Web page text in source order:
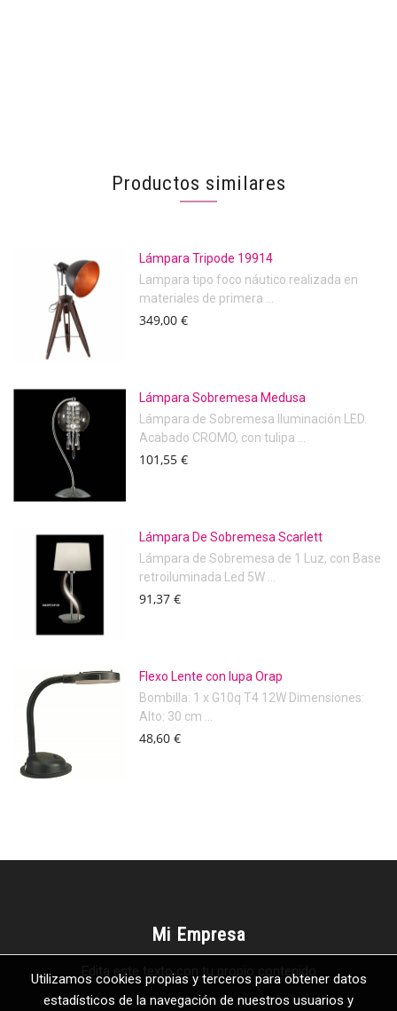
Productos similares
Lámpara Tripode 19914
Lampara tipo foco náutico realizada en
materiales de primera ...
349,00 €
Lámpara Sobremesa Medusa
Lámpara de Sobremesa Iluminación LED.
Acabado CROMO, con tulipa ...
101,55 €
Lámpara De Sobremesa Scarlett
Lámpara de Sobremesa de 1 Luz, con Base
retroiluminada Led 5W ...
91,37 €
Flexo Lente con lupa Orap
Bombilla: 1 x G10q T4 12W Dimensiones:
Alto: 30 cm ...
48,60 €
Mi Empresa
Edita este texto con tu propio contenido
Utilizamos cookies propias y terceros para obtener datos
estadísticos de la navegación de nuestros usuarios y